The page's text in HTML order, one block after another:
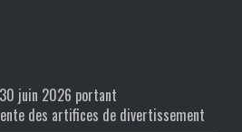
juin 2026 portant
des artifices de divertissement